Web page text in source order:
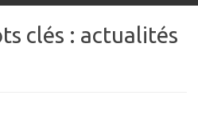
clés : actualités